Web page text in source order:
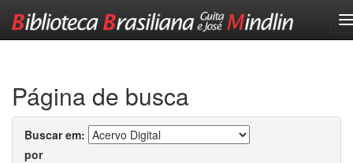
Página de busca
Buscar em:
por